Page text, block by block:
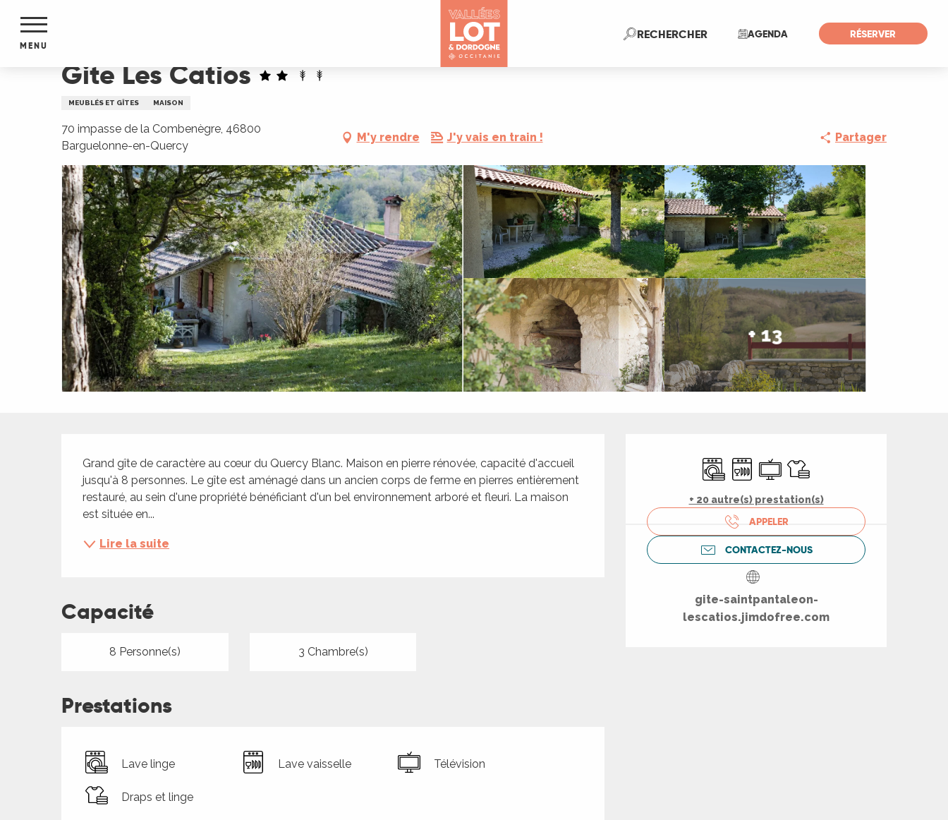
contenu
AGENDA RÉSERVER
RECHERCHERRecherche
MENU
Gite Les Catios
MEUBLÉS ET GÎTES MAISON
70 impasse de la Combenègre, 46800
Barguelonne-en-Quercy
M'y rendre J'y vais en train ! Partager
+ 13
Ouverture et
Lave lingeLave vaisselle
TélévisionDraps et linge
+ 20 autre(s) prestation(s)
APPELER
CONTACTEZ-NOUS
gite-saintpantaleon-
lescatios.jimdofree.com
Description
Grand gîte de caractère au cœur du Quercy Blanc. Maison en pierre rénovée, capacité d'accueil
jusqu'à 8 personnes. Le gîte est aménagé dans un ancien corps de ferme en pierres entièrement
restauré, au sein d'une propriété bénéficiant d'un bel environnement arboré et fleuri. La maison
est située en...
Lire la suite
Capacité
8 Personne(s) 3 Chambre(s)
Prestations
Lave linge Lave vaisselle Télévision
Draps et linge